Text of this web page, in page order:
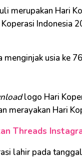
merupakan Hari
Indonesia
menginjak usia ke
logo Hari
merayakan Hari
Threads
lahir pada